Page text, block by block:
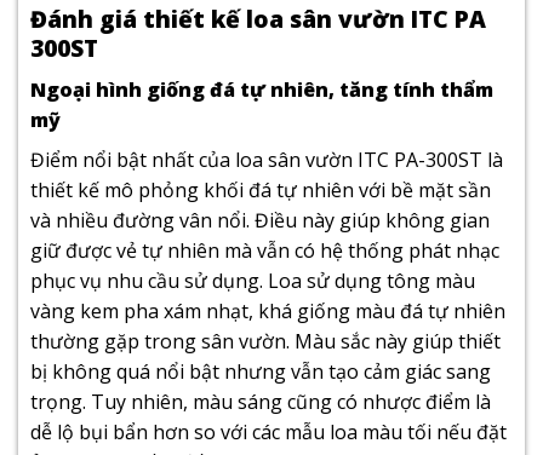
Đánh giá thiết kế loa sân vườn ITC PA
300ST
Ngoại hình giống đá tự nhiên, tăng tính thẩm
mỹ
Điểm nổi bật nhất của loa sân vườn ITC PA-300ST là
thiết kế mô phỏng khối đá tự nhiên với bề mặt sần
và nhiều đường vân nổi. Điều này giúp không gian
giữ được vẻ tự nhiên mà vẫn có hệ thống phát nhạc
phục vụ nhu cầu sử dụng. Loa sử dụng tông màu
vàng kem pha xám nhạt, khá giống màu đá tự nhiên
thường gặp trong sân vườn. Màu sắc này giúp thiết
bị không quá nổi bật nhưng vẫn tạo cảm giác sang
trọng. Tuy nhiên, màu sáng cũng có nhược điểm là
dễ lộ bụi bẩn hơn so với các mẫu loa màu tối nếu đặt